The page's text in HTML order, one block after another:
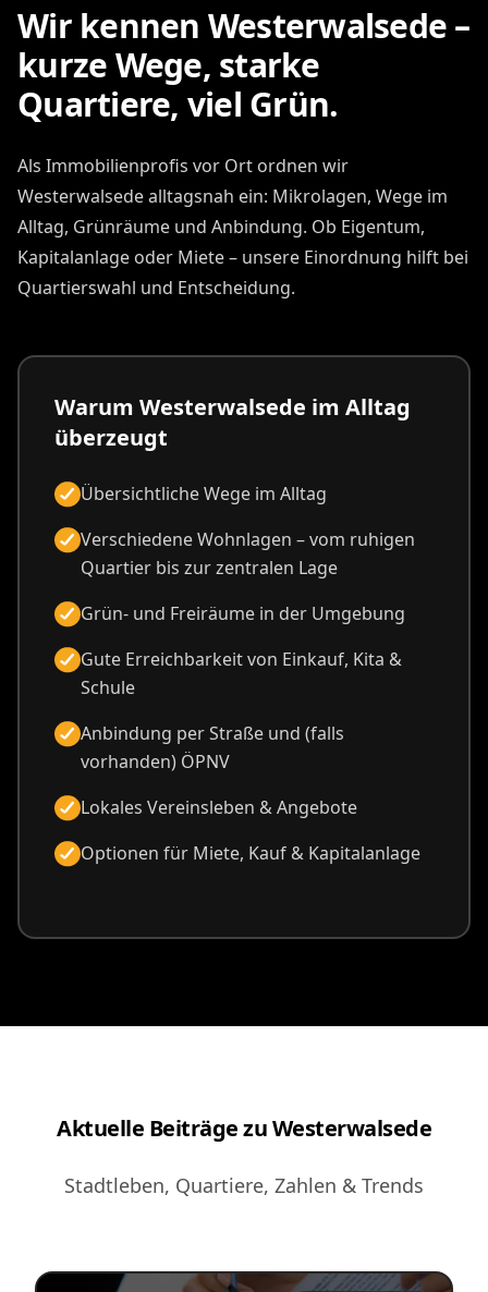
Wir kennen Westerwalsede –
kurze Wege, starke
Quartiere, viel Grün.
Als Immobilienprofis vor Ort ordnen wir
Westerwalsede alltagsnah ein: Mikrolagen, Wege im
Alltag, Grünräume und Anbindung. Ob Eigentum,
Kapitalanlage oder Miete – unsere Einordnung hilft bei
Quartierswahl und Entscheidung.
Warum Westerwalsede im Alltag
überzeugt
Übersichtliche Wege im Alltag
Verschiedene Wohnlagen – vom ruhigen
Quartier bis zur zentralen Lage
Grün- und Freiräume in der Umgebung
Gute Erreichbarkeit von Einkauf, Kita &
Schule
Anbindung per Straße und (falls
vorhanden) ÖPNV
Lokales Vereinsleben & Angebote
Optionen für Miete, Kauf & Kapitalanlage
Aktuelle Beiträge zu Westerwalsede
Stadtleben, Quartiere, Zahlen & Trends